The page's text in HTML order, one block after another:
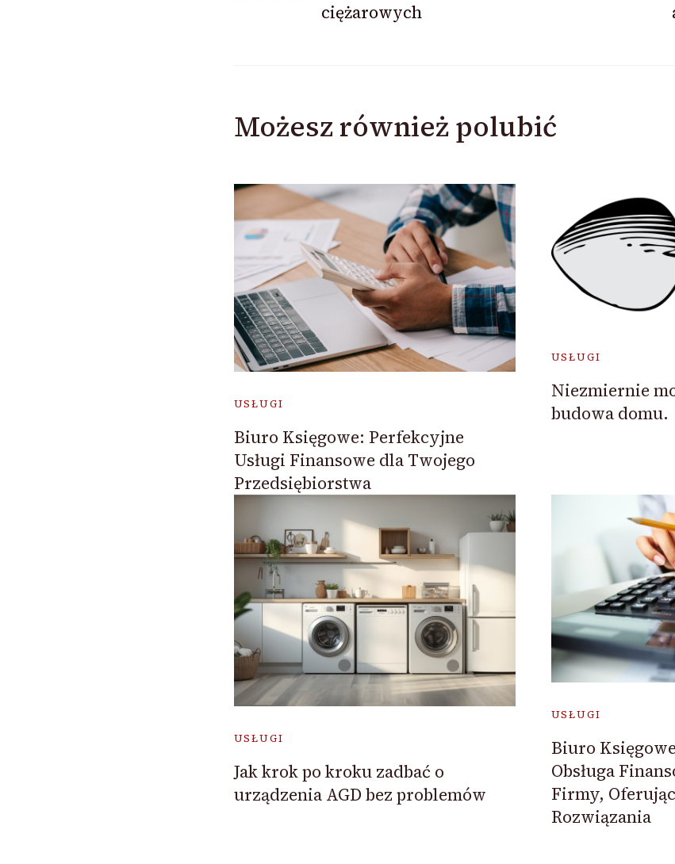
ciężarowych
Możesz również polubić
USŁUGI
Biuro Księgowe: Perfekcyjne
Usługi Finansowe dla Twojego
Przedsiębiorstwa
USŁUGI
Niezmiernie
budowa domu.
USŁUGI
Jak krok po kroku zadbać o
urządzenia AGD bez problemów
USŁUGI
Biuro
Obsługa
Firmy,
Rozwiązania